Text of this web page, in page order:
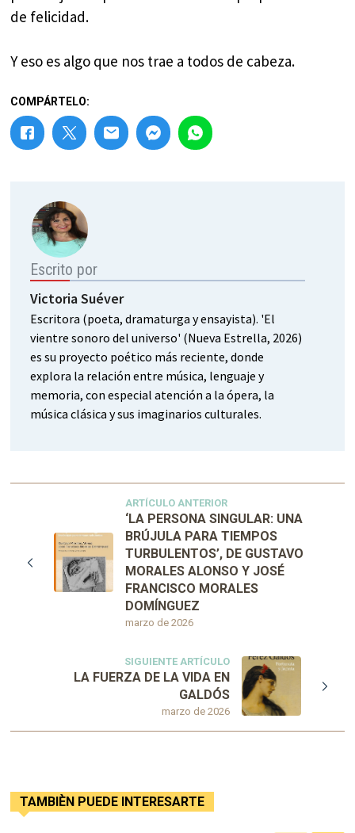
de felicidad.
Y eso es algo que nos trae a todos de cabeza.
COMPÁRTELO:
Escrito por
Victoria Suéver
Escritora (poeta, dramaturga y ensayista). 'El
vientre sonoro del universo' (Nueva Estrella, 2026)
es su proyecto poético más reciente, donde
explora la relación entre música, lenguaje y
memoria, con especial atención a la ópera, la
música clásica y sus imaginarios culturales.
ARTÍCULO ANTERIOR
marzo de 2026
‘LA PERSONA SINGULAR: UNA
BRÚJULA PARA TIEMPOS
TURBULENTOS’, DE GUSTAVO
MORALES ALONSO Y JOSÉ
FRANCISCO MORALES
DOMÍNGUEZ
SIGUIENTE ARTÍCULO
marzo de 2026
LA FUERZA DE LA VIDA EN
GALDÓS
TAMBIÈN PUEDE INTERESARTE